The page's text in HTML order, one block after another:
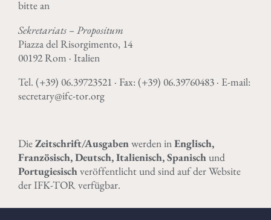
bitte an
Sekretariats – Propositum
Piazza del Risorgimento, 14
00192 Rom · Italien
Tel. (+39) 06.39723521 · Fax: (+39) 06.39760483 · E-mail:
secretary@ifc-tor.org
DieZeitschrift/Ausgaben werden in Englisch,
Französisch, Deutsch, Italienisch, Spanisch und
Portugiesisch veröffentlicht und sind auf der Website
der IFK-TOR verfügbar.